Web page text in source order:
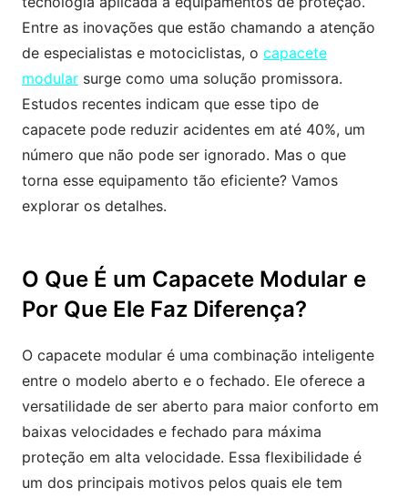
Entre as inovações que estão chamando a atenção
de especialistas e motociclistas, o capacete
modular surge como uma solução promissora.
Estudos recentes indicam que esse tipo de
capacete pode reduzir acidentes em até 40%, um
número que não pode ser ignorado. Mas o que
torna esse equipamento tão eficiente? Vamos
explorar os detalhes.
O Que É um Capacete Modular e
Por Que Ele Faz Diferença?
O capacete modular é uma combinação inteligente
entre o modelo aberto e o fechado. Ele oferece a
versatilidade de ser aberto para maior conforto em
baixas velocidades e fechado para máxima
proteção em alta velocidade. Essa flexibilidade é
um dos principais motivos pelos quais ele tem